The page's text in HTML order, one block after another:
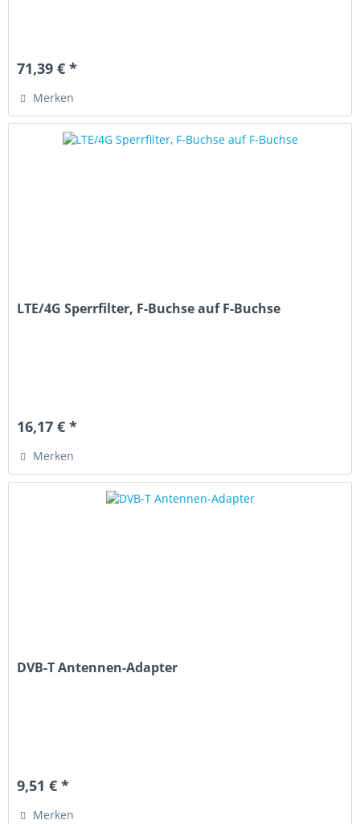
71,39 € *
Merken
LTE/4G Sperrfilter, F-Buchse auf F-Buchse
16,17 € *
Merken
DVB-T Antennen-Adapter
9,51 € *
Merken